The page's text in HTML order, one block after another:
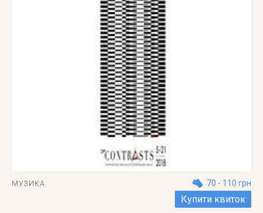
МУЗИКА 70 - 110 грн
Купити квиток